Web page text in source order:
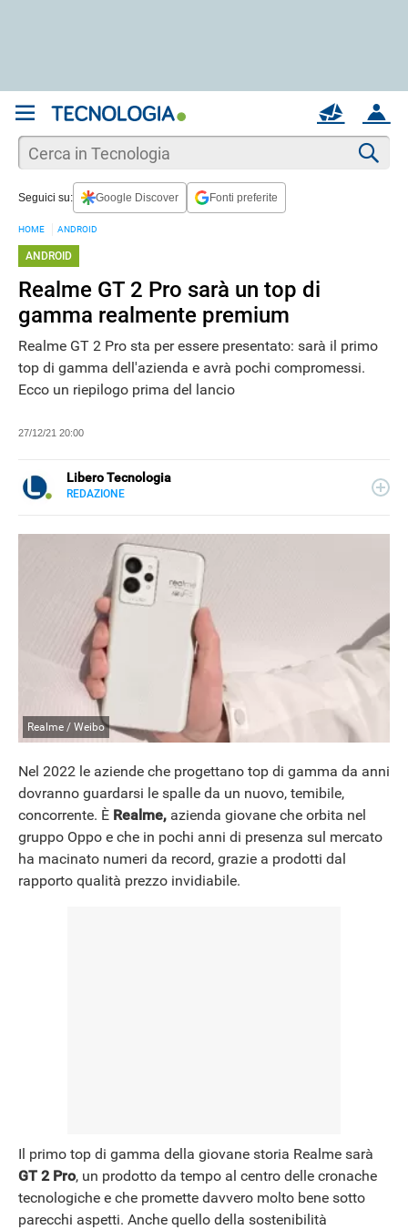
ACCOUNT
MAIL
Seguici su: Google Discover Fonti preferite
HOME ANDROID
ANDROID
Realme GT 2 Pro sarà un top di
gamma realmente premium
Realme GT 2 Pro sta per essere presentato: sarà il primo
top di gamma dell'azienda e avrà pochi compromessi.
Ecco un riepilogo prima del lancio
27/12/21 20:00
Libero Tecnologia
REDAZIONE
tutorial, per un pubblico di principianti e di esperti, di
utenti privati, di PMI e professionisti. Qui trovate i nostri
articoli sul mondo Android e Apple, app e social, audio e
video, smartphone e wearable, domotica e gadget.
Realme / Weibo
Nel 2022 le aziende che progettano top di gamma da anni
dovranno guardarsi le spalle da un nuovo, temibile,
concorrente. È Realme, azienda giovane che orbita nel
gruppo Oppo e che in pochi anni di presenza sul mercato
ha macinato numeri da record, grazie a prodotti dal
rapporto qualità prezzo invidiabile.
Il primo top di gamma della giovane storia Realme sarà
GT 2 Pro, un prodotto da tempo al centro delle cronache
tecnologiche e che promette davvero molto bene sotto
parecchi aspetti. Anche quello della sostenibilità